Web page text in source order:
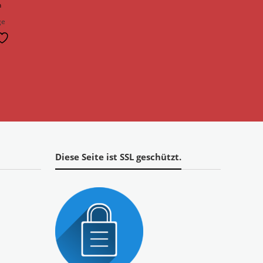
Diese Seite ist SSL geschützt.